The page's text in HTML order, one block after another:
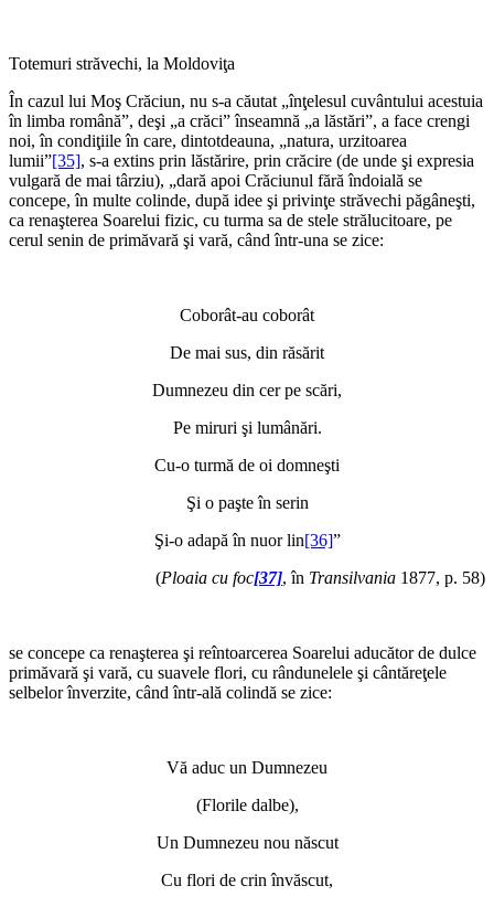
Totemuri străvechi, la Moldoviţa
În cazul lui Moş Crăciun, nu s-a căutat „înţelesul cuvântului acestuia
în limba română”, deşi „a crăci” înseamnă „a lăstări”, a face crengi
noi, în condiţiile în care, dintotdeauna, „natura, urzitoarea
lumii”[35], s-a extins prin lăstărire, prin crăcire (de unde şi expresia
vulgară de mai târziu), „dară apoi Crăciunul fără îndoială se
concepe, în multe colinde, după idee şi privinţe străvechi păgâneşti,
ca renaşterea Soarelui fizic, cu turma sa de stele strălucitoare, pe
cerul senin de primăvară şi vară, când într-una se zice:
Coborât-au coborât
De mai sus, din răsărit
Dumnezeu din cer pe scări,
Pe miruri şi lumânări.
Cu-o turmă de oi domneşti
Şi o paşte în serin
Şi-o adapă în nuor lin[36]”
(Ploaia cu foc[37], în Transilvania 1877, p. 58)
se concepe ca renaşterea şi reîntoarcerea Soarelui aducător de dulce
primăvară şi vară, cu suavele flori, cu rândunelele şi cântăreţele
selbelor înverzite, când într-ală colindă se zice:
Vă aduc un Dumnezeu
(Florile dalbe),
Un Dumnezeu nou născut
Cu flori de crin învăscut,